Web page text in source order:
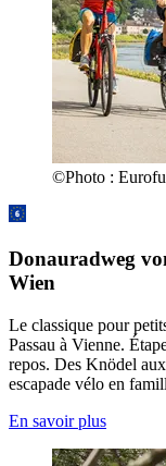
©Photo :
Donauradweg
Wien
Le classique pour
Passau à Vienne.
repos. Des Knödel
escapade vélo en
En savoir plus